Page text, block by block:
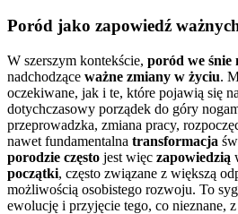
Poród jako zapowiedź
W szerszym kontekście, poród we śnie
nadchodzące ważne zmiany w życiu.
oczekiwane, jak i te, które pojawią się
dotychczasowy porządek do góry
przeprowadzka, zmiana pracy,
nawet fundamentalna transformacja
porodzie często jest więc zapowiedzią
początki, często związane z większą
możliwością osobistego rozwoju. To
ewolucję i przyjęcie tego, co nieznane,